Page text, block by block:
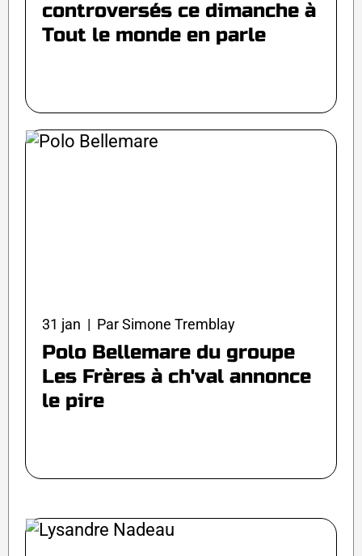
controversés ce dimanche à
Tout le monde en parle
31 jan | Par Simone Tremblay
Polo Bellemare du groupe
Les Frères à ch'val annonce
le pire